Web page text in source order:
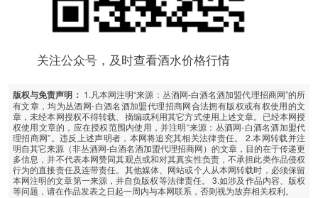
关注公众号，及时查看酒水价格行情
版权与免责声明： 1.凡本网注明“来源：丛酒网-白酒名酒加盟代理招商网”的所
有文章，均为丛酒网-白酒名酒加盟代理招商网合法拥有版权或有权使用的文
章，未经本网授权不得转载、摘编或利用其它方式使用上述文章。已经本网授
权使用文章的，应在授权范围内使用，并注明“来源：丛酒网-白酒名酒加盟代
理招商网”。违反上述声明者，本网将追究其相关法律责任。 2.本网转载并注
明自其它来源（非丛酒网-白酒名酒加盟代理招商网）的文章，目的在于传递更
多信息，并不代表本网赞同其观点或和对其真实性负责，不承担此类作品侵权
行为的直接责任及连带责任。其他媒体、网站或个人从本网转载时，必须保留
本网注明的文章第一来源，并自负版权等法律责任。 3.如涉及作品内容、版权
等问题，请在作品发表之日起一周内与本网联系，否则视为放弃相关权利。